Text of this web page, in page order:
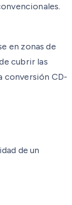
en zonas de
cubrir las
conversión CD-
de un